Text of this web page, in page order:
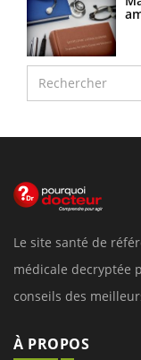
Le site santé de
médicale decryptée
conseils des
À PROPOS